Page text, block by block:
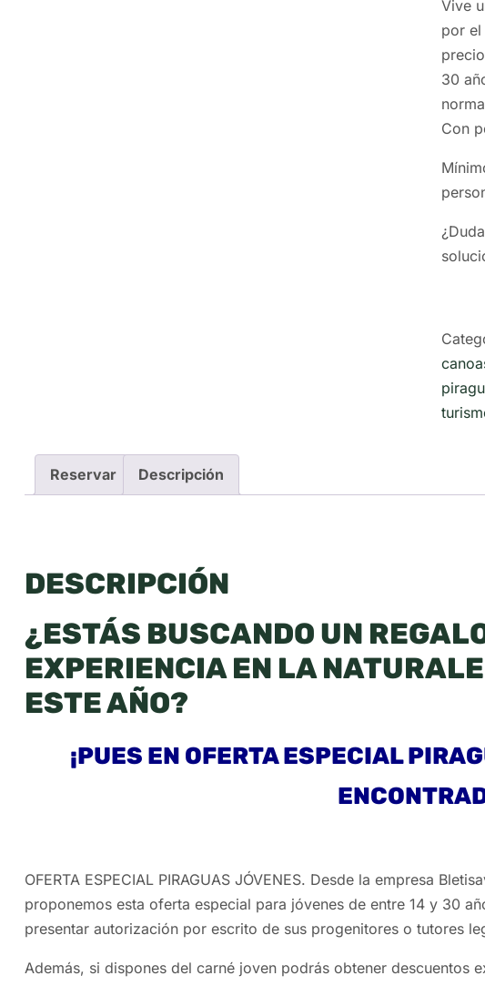
Vive
por el
30
Con
Reservar Descripción
DESCRIPCIÓN
¿ESTÁS BUSCANDO UN
EXPERIENCIA EN LA
ESTE AÑO?
¡PUES EN OFERTA ESPECIAL
OFERTA ESPECIAL PIRAGUAS JÓVENES. Desde la empresa
proponemos esta oferta especial para jóvenes de entre 14 y 30
presentar autorización por escrito de sus progenitores o tutores
Además, si dispones del carné joven podrás obtener descuentos